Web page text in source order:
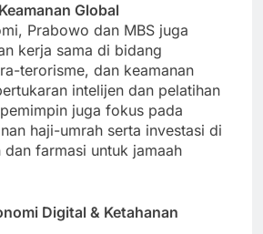
Global
Prabowo dan MBS juga
kerja sama di bidang
terorisme, dan keamanan
intelijen dan pelatihan
juga fokus pada
haji-umrah serta investasi di
dan farmasi untuk jamaah
Digital & Ketahanan